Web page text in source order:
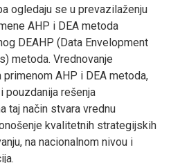
ogledaju se u prevazilaženju
AHP i DEA metoda
DEAHP (Data Envelopment
metoda. Vrednovanje
AHP i DEA metoda,
pouzdanija rešenja
taj način stvara vrednu
kvalitetnih strategijskih
na nacionalnom nivou i